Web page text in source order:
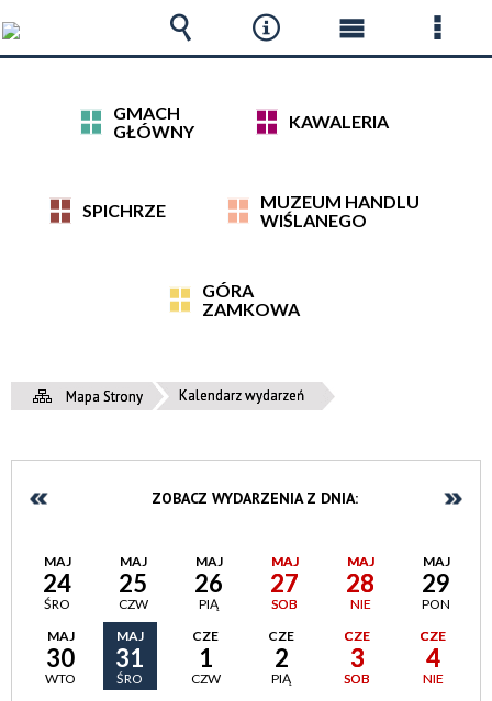
GMACH
GŁÓWNY
KAWALERIA
SPICHRZE
MUZEUM HANDLU
WIŚLANEGO
GÓRA
ZAMKOWA
Mapa Strony Kalendarz wydarzeń
ZOBACZ WYDARZENIA Z DNIA:
MAJ
24
ŚRO
MAJ
25
CZW
MAJ
26
PIĄ
MAJ
27
SOB
MAJ
28
NIE
MAJ
29
PON
MAJ
30
WTO
MAJ
31
ŚRO
CZE
1
CZW
CZE
2
PIĄ
CZE
3
SOB
CZE
4
NIE
Wyszukiwarka
Narzędzia
Menu Menu